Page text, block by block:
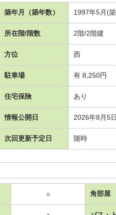
築年月（築年数） 1997年5月(
所在階/階数 2階/2階建
方位 西
駐車場 有 8,250円
住宅保険 あり
情報公開日 2026年8月5日
次回更新予定日 随時
○ 角部屋